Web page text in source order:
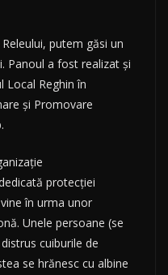
putem găsi un
Panoul a fost realizat și
Local Reghin în
și Promovare
protecției
în urma unor
Unele persoane (se
cuiburile de
se hrănesc cu albine